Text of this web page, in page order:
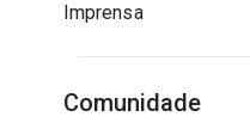
Imprensa
Comunidade